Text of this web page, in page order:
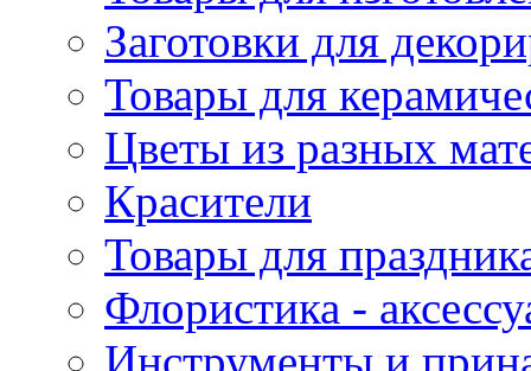
Заготовки для
Товары для
Цветы из разных
Красители
Товары для
Флористика -
Инструменты и